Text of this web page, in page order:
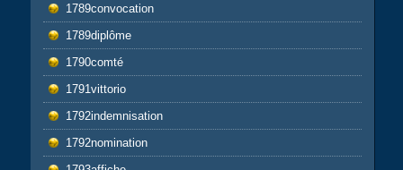
1789convocation
1789diplôme
1790comté
1791vittorio
1792indemnisation
1792nomination